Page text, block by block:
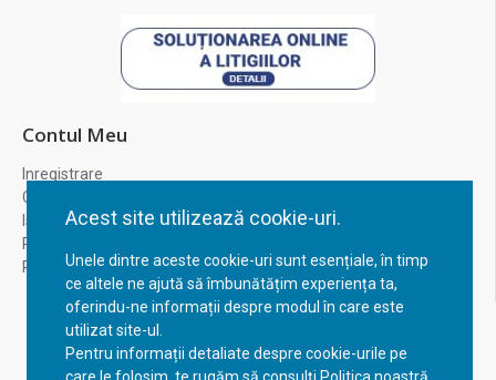
Acest site utilizează cookie-uri.
Unele dintre aceste cookie-uri sunt esențiale, în timp
ce altele ne ajută să îmbunătățim experiența ta,
oferindu-ne informații despre modul în care este
utilizat site-ul.
Pentru informații detaliate despre cookie-urile pe
Contul Meu
Inregistrare
Contul meu
Istoric comenzi
Recuperare parola
Returnare produs